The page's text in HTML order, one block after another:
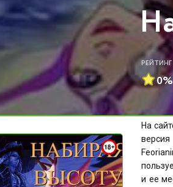
РЕЙТИНГ
0%
На
и ее